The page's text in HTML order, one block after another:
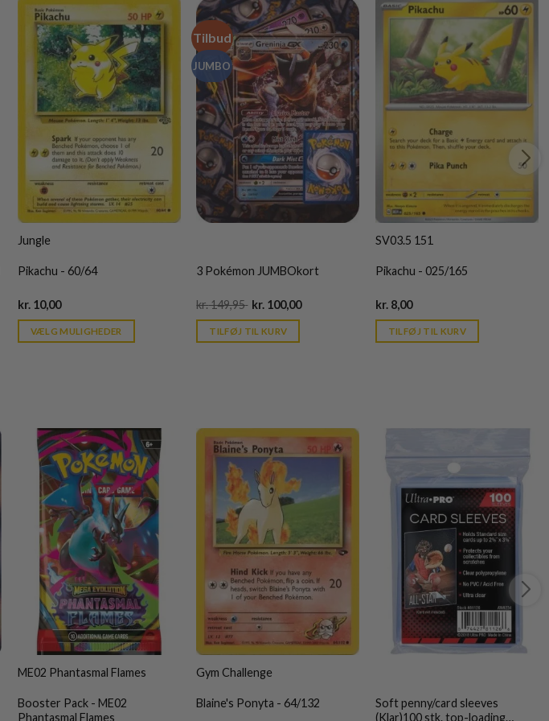
Jungle
Pikachu - 60/64
kr.10,00Current
is:
kr. 39,95.
VÆLG MULIGHEDER
Tilbud
JUMBO
3 Pokémon JUMBOkort
kr.149,95 Original
was:
kr. 149,95.
kr.100,00Current
TILFØJ TIL KURV
SV03.5 151
Pikachu - 025/165
kr.8,00Current
is:
kr. 39,95.
TILFØJ TIL KURV
ME02 Phantasmal Flames
Booster Pack - ME02
Phantasmal Flames
Gym Challenge
Blaine's Ponyta - 64/132
Soft penny/card sleeves
(Klar)100 stk. top-loading